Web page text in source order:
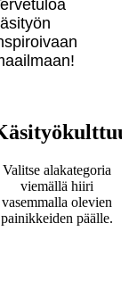
Valitse alakategoria
viemällä hiiri
vasemmalla olevien
painikkeiden päälle.